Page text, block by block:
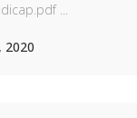
...
2020